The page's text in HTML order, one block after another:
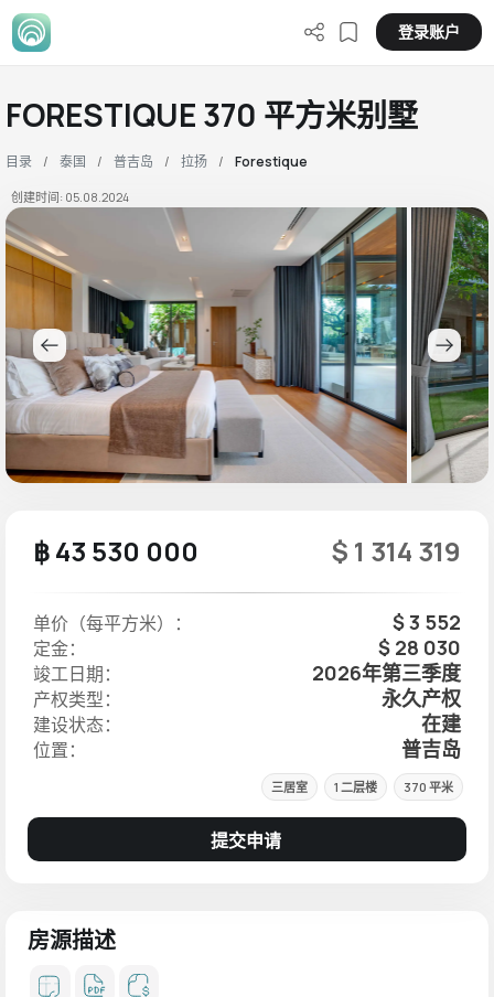
登录账户
FORESTIQUE 370 平方米别墅
目录 泰国 普吉岛 拉扬 Forestique
创建时间: 05.08.2024
฿ 43 530 000 $ 1 314 319
单价（每平方米）： $ 3 552
定金： $ 28 030
竣工日期： 2026年第三季度
产权类型： 永久产权
建设状态： 在建
位置： 普吉岛
三居室 1 二层楼 370 平米
提交申请
房源描述